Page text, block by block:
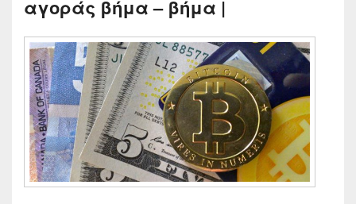
αγοράς βήμα – βήμα |